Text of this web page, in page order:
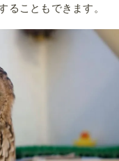
ることもできます。